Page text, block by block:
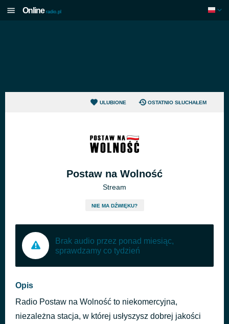
Online radio.pl
ULUBIONE OSTATNIO SŁUCHAŁEM
Postaw na Wolność
Stream
NIE MA DŹWIĘKU?
Brak audio przez ponad miesiąc,
sprawdzamy co tydzień
Opis
Radio Postaw na Wolność to niekomercyjna,
niezależna stacja, w której usłyszysz dobrej jakości